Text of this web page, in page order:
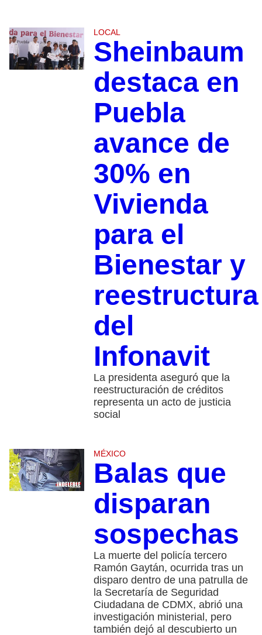
LOCAL
Sheinbaum
destaca en
Puebla
avance de
30% en
Vivienda
para el
Bienestar y
reestructura
del
Infonavit
La presidenta aseguró que la
reestructuración de créditos
representa un acto de justicia
social
MÉXICO
Balas que
disparan
sospechas
La muerte del policía tercero
Ramón Gaytán, ocurrida tras un
disparo dentro de una patrulla de
la Secretaría de Seguridad
Ciudadana de CDMX, abrió una
investigación ministerial, pero
también dejó al descubierto un